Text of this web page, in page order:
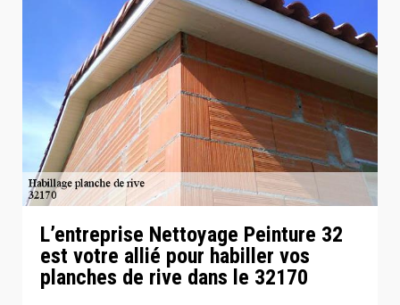
L’entreprise Nettoyage Peinture 32
est votre allié pour habiller vos
planches de rive dans le 32170